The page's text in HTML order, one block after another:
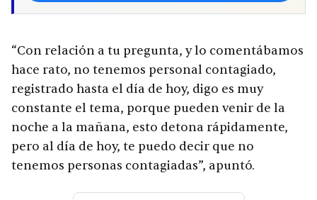
“Con relación a tu pregunta, y lo comentábamos
hace rato, no tenemos personal contagiado,
registrado hasta el día de hoy, digo es muy
constante el tema, porque pueden venir de la
noche a la mañana, esto detona rápidamente,
pero al día de hoy, te puedo decir que no
tenemos personas contagiadas”, apuntó.